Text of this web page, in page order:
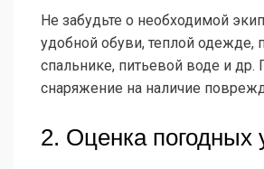
Не забудьте о необходимой
удобной обуви, теплой одежде,
спальнике, питьевой воде и др.
снаряжение на наличие
2. Оценка погодных